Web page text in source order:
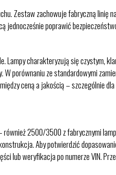
Zestaw zachowuje fabryczną linię
jednocześnie poprawić
Lampy charakteryzują się czystym,
porównaniu ze standardowymi
ceną a jakością – szczególnie
2500/3500 z fabrycznymi
Aby potwierdzić
lub weryfikacja po numerze VIN.